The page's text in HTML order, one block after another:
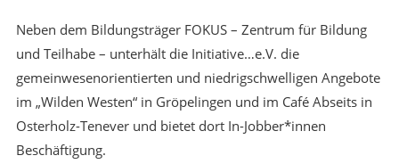
Neben dem Bildungsträger FOKUS – Zentrum für Bildung
und Teilhabe – unterhält die Initiative…e.V. die
gemeinwesenorientierten und niedrigschwelligen Angebote
im „Wilden Westen“ in Gröpelingen und im Café Abseits in
Osterholz-Tenever und bietet dort In-Jobber*innen
Beschäftigung.